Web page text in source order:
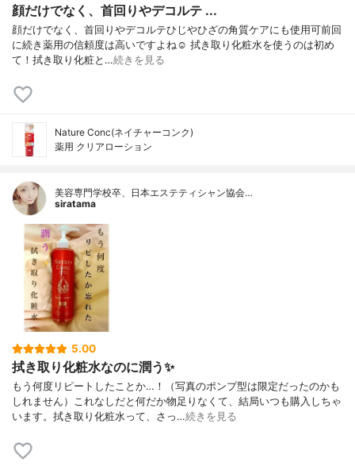
顔だけでなく、首回りやデコルテ ...
顔だけでなく、首回りやデコルテひじやひざの角質ケアにも使用可前回
に続き薬用の信頼度は高いですよね☺️ 拭き取り化粧水を使うのは初め
て！拭き取り化粧と…続きを見る
Nature Conc(ネイチャーコンク)
薬用 クリアローション
美容専門学校卒、日本エステティシャン協会…
siratama
5.00
拭き取り化粧水なのに潤う✨
もう何度リピートしたことか…！（写真のポンプ型は限定だったのかも
しれません）これなしだと何だか物足りなくて、結局いつも購入しちゃ
います。拭き取り化粧水って、さっ…続きを見る